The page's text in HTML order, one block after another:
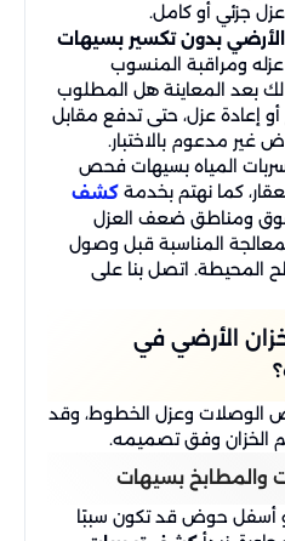
عزل جزئي أو كامل.
بدون تكسير بسيهات
ومراقبة المنسوب
لك بعد المعاينة هل المطلوب
إعادة عزل، حتى تدفع مقابل
غير مدعوم بالاختبار.
المياه بسيهات فحص
كما نهتم بخدمة كشف
ومناطق ضعف العزل
المعالجة المناسبة قبل وصول
المحيطة. اتصل بنا على
الأرضي في
الوصلات وعزل الخطوط، وقد
الخزان وفق تصميمه.
والمطابخ بسيهات
أسفل حوض قد تكون سببًا